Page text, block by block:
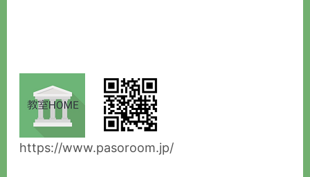
https://www.pasoroom.jp/